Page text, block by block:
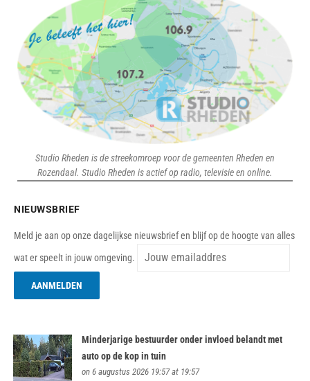
Studio Rheden is de streekomroep voor de gemeenten Rheden en
Rozendaal. Studio Rheden is actief op radio, televisie en online.
NIEUWSBRIEF
Meld je aan op onze dagelijkse nieuwsbrief en blijf op de hoogte van alles
wat er speelt in jouw omgeving.
Minderjarige bestuurder onder invloed belandt met
auto op de kop in tuin
on 6 augustus 2026 19:57 at 19:57